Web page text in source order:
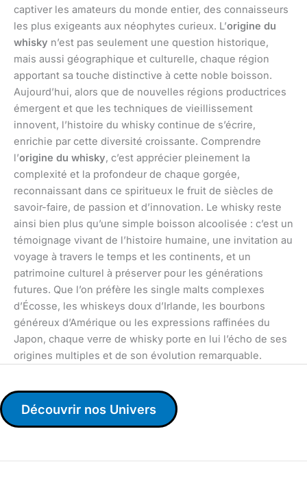
captiver les amateurs du monde entier, des connaisseurs
les plus exigeants aux néophytes curieux. L’origine du
whisky n’est pas seulement une question historique,
mais aussi géographique et culturelle, chaque région
apportant sa touche distinctive à cette noble boisson.
Aujourd’hui, alors que de nouvelles régions productrices
émergent et que les techniques de vieillissement
innovent, l’histoire du whisky continue de s’écrire,
enrichie par cette diversité croissante. Comprendre
l’origine du whisky, c’est apprécier pleinement la
complexité et la profondeur de chaque gorgée,
reconnaissant dans ce spiritueux le fruit de siècles de
savoir-faire, de passion et d’innovation. Le whisky reste
ainsi bien plus qu’une simple boisson alcoolisée : c’est un
témoignage vivant de l’histoire humaine, une invitation au
voyage à travers le temps et les continents, et un
patrimoine culturel à préserver pour les générations
futures. Que l’on préfère les single malts complexes
d’Écosse, les whiskeys doux d’Irlande, les bourbons
généreux d’Amérique ou les expressions raffinées du
Japon, chaque verre de whisky porte en lui l’écho de ses
origines multiples et de son évolution remarquable.
Découvrir nos Univers